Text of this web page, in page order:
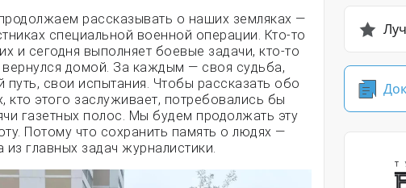
рассказывать о наших земляках —
специальной военной операции. Кто-то
и сегодня выполняет боевые задачи, кто-то
домой. За каждым — своя судьба,
путь, свои испытания. Чтобы рассказать обо
кто этого заслуживает, потребовались бы
газетных полос. Мы будем продолжать эту
Потому что сохранить память о людях —
из главных задач журналистики.